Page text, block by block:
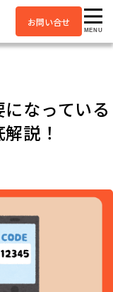
お問い合せ
MENU
なっている
説！